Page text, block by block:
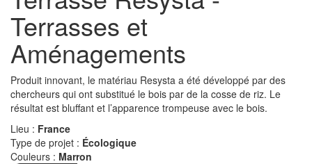
Terrasses et
Aménagements
Produit innovant, le matériau Resysta a été développé par des
chercheurs qui ont substitué le bois par de la cosse de riz. Le
résultat est bluffant et l’apparence trompeuse avec le bois.
Lieu : France
Type de projet : Écologique
Couleurs : Marron